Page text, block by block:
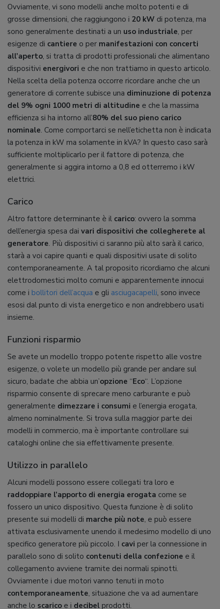
Ovviamente, vi sono modelli anche molto potenti e di
grosse dimensioni, che raggiungono i 20 kW di potenza, ma
sono generalmente destinati a un uso industriale, per
esigenze di cantiere o per manifestazioni con concerti
all’aperto, si tratta di prodotti professionali che alimentano
dispositivi energivori e che non trattiamo in questo articolo.
Nella scelta della potenza occorre ricordare anche che un
generatore di corrente subisce una diminuzione di potenza
del 9% ogni 1000 metri di altitudine e che la massima
efficienza si ha intorno all’80% del suo pieno carico
nominale. Come comportarci se nell’etichetta non è indicata
la potenza in kW ma solamente in kVA? In questo caso sarà
sufficiente moltiplicarlo per il fattore di potenza, che
generalmente si aggira intorno a 0,8 ed otterremo i kW
elettrici.
Carico
Altro fattore determinante è il carico: ovvero la somma
dell’energia spesa dai vari dispositivi che collegherete al
generatore. Più dispositivi ci saranno più alto sarà il carico,
starà a voi capire quanti e quali dispositivi usate di solito
contemporaneamente. A tal proposito ricordiamo che alcuni
elettrodomestici molto comuni e apparentemente innocui
come i bollitori dell’acqua e gli asciugacapelli, sono invece
esosi dal punto di vista energetico e non andrebbero usati
insieme.
Funzioni risparmio
Se avete un modello troppo potente rispetto alle vostre
esigenze, o volete un modello più grande per andare sul
sicuro, badate che abbia un’opzione “Eco“. L’opzione
risparmio consente di sprecare meno carburante e può
generalmente dimezzare i consumi e l’energia erogata,
almeno nominalmente. Si trova sulla maggior parte dei
modelli in commercio, ma è importante controllare sui
cataloghi online che sia effettivamente presente.
Utilizzo in parallelo
Alcuni modelli possono essere collegati tra loro e
raddoppiare l’apporto di energia erogata come se
fossero un unico dispositivo. Questa funzione è di solito
presente sui modelli di marche più note, e può essere
attivata esclusivamente unendo il medesimo modello di uno
specifico generatore più piccolo. I cavi per la connessione in
parallelo sono di solito contenuti della confezione e il
collegamento avviene tramite dei normali spinotti.
Ovviamente i due motori vanno tenuti in moto
contemporaneamente, situazione che va ad aumentare
anche lo scarico e i decibel prodotti.